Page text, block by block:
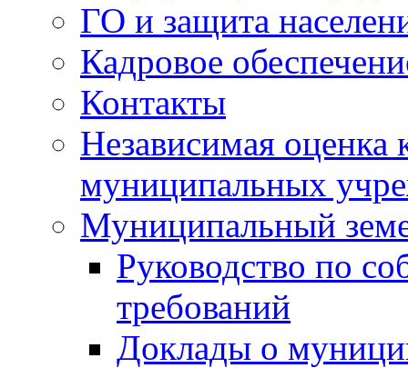
ГО и защита
Кадровое
Контакты
Независимая оценка
муниципальных
Муниципальный
Руководство по
требований
Доклады о